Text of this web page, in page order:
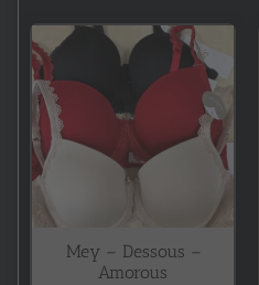
Mey – Dessous –
Amorous